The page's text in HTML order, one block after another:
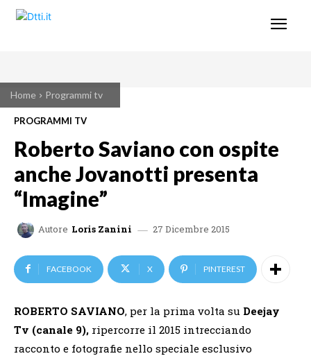
Home Programmi tv
PROGRAMMI TV
Roberto Saviano con ospite
anche Jovanotti presenta
“Imagine”
Autore Loris Zanini 27 Dicembre 2015
FACEBOOK X PINTEREST
ROBERTO SAVIANO, per la prima volta su Deejay
Tv (canale 9), ripercorre il 2015 intrecciando
racconto e fotografie nello speciale esclusivo